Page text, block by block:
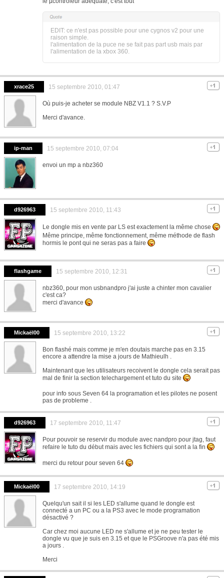
EDIT: ce n'est pas possible pour une cygnos v2 pour une
raison simple.
l'alimentation de la puce ne se fait pas part usb mais par
l'alimentation de la xbox 360.
xrace25 15 septembre 2010, 01:47
Où puis-je acheter se module NBZ V1.1 ? S.V.P
Merci d'avance.
ip-man 15 septembre 2010, 07:04
envoi un mp a nbz360
d926963 15 septembre 2010, 11:43
Le dongle mis en vente par LS est exactement la même chose
Même principe, même fonctionnement, même méthode de flash
hormis le pont qui ne seras pas a faire
flashgame 15 septembre 2010, 12:31
nbz360, pour mon usbnandpro j'ai juste a chinter mon cavalier
c'est ca?
merci d'avance
Mickaël00 15 septembre 2010, 13:22
Bon flashé mais comme je m'en doutais marche pas en 3.15
encore a attendre la mise a jours de Mathieulh .
Maintenant que les utilisateurs recoivent le dongle cela serait pas
mal de finir la section telechargement et tuto du site
pour info sous Seven 64 la programation et les pilotes ne posent
pas de probleme .
d926963 17 septembre 2010, 11:47
Pour pouvoir se reservir du module avec nandpro pour jtag, faut
refaire le tuto du début mais avec les fichiers qui sont a la fin
merci du retour pour seven 64
Mickaël00 17 septembre 2010, 14:19
Quelqu'un sait il si les LED s'allume quand le dongle est
connecté a un PC ou a la PS3 avec le mode programation
désactivé ?
Car chez moi aucune LED ne s'allume et je ne peu tester le
dongle vu que je suis en 3.15 et que le PSGroove n'a pas été mis
a jours .
Merci